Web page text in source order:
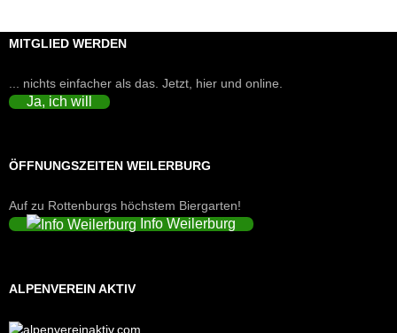
MITGLIED WERDEN
... nichts einfacher als das. Jetzt, hier und online.
Ja, ich will
ÖFFNUNGSZEITEN WEILERBURG
Auf zu Rottenburgs höchstem Biergarten!
Info Weilerburg
ALPENVEREIN AKTIV